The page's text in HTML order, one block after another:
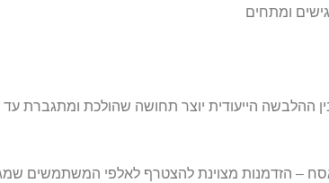
ומתחים
ההלבשה הייעודית יוצר תחושה שהולכת ומתגברת
במסגרת מבצעי כאסח – הזדמנות מצוינת להצטרף לאלפי